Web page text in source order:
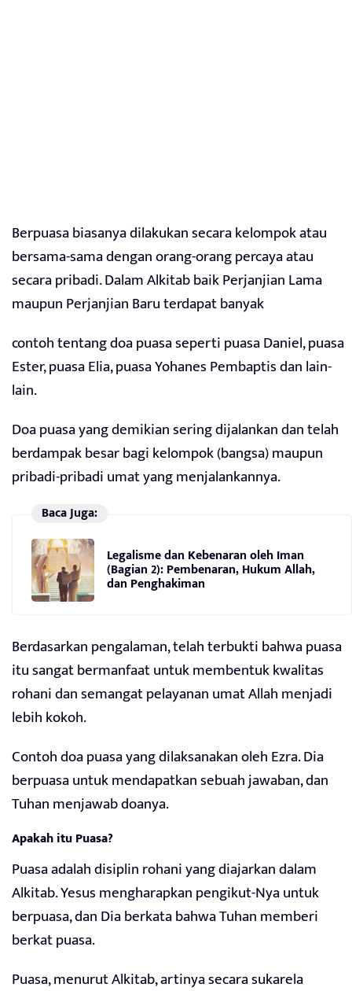
Berpuasa biasanya dilakukan secara kelompok atau
bersama-sama dengan orang-orang percaya atau
secara pribadi. Dalam Alkitab baik Perjanjian Lama
maupun Perjanjian Baru terdapat banyak
contoh tentang doa puasa seperti puasa Daniel, puasa
Ester, puasa Elia, puasa Yohanes Pembaptis dan lain-
lain.
Doa puasa yang demikian sering dijalankan dan telah
berdampak besar bagi kelompok (bangsa) maupun
pribadi-pribadi umat yang menjalankannya.
Baca Juga:
Legalisme dan Kebenaran oleh Iman
(Bagian 2): Pembenaran, Hukum Allah,
dan Penghakiman
Berdasarkan pengalaman, telah terbukti bahwa puasa
itu sangat bermanfaat untuk membentuk kwalitas
rohani dan semangat pelayanan umat Allah menjadi
lebih kokoh.
Contoh doa puasa yang dilaksanakan oleh Ezra. Dia
berpuasa untuk mendapatkan sebuah jawaban, dan
Tuhan menjawab doanya.
Apakah itu Puasa?
Puasa adalah disiplin rohani yang diajarkan dalam
Alkitab. Yesus mengharapkan pengikut-Nya untuk
berpuasa, dan Dia berkata bahwa Tuhan memberi
berkat puasa.
Puasa, menurut Alkitab, artinya secara sukarela